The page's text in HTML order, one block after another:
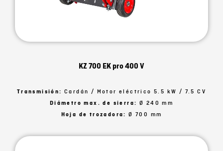
KZ 700 EK pro 400 V
Transmisión:Cardán / Motor eléctrico 5.5 kW / 7.5 CV
Diámetro max. de sierra: Ø 240 mm
Hoja de trozadora:Ø 700 mm